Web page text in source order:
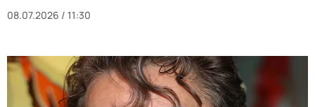
08.07.2026 / 11:30